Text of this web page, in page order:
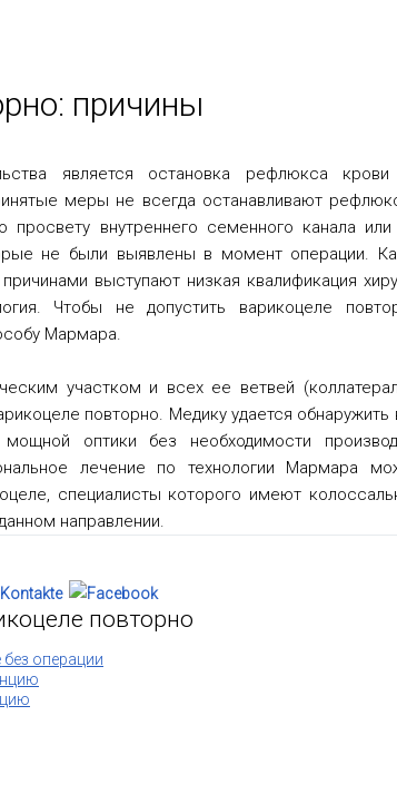
причины
является остановка рефлюкса
меры не всегда останавливают
просвету внутреннего семенного канала
не были выявлены в момент операции.
выступают низкая квалификация
Чтобы не допустить варикоцеле
Мармара.
участком и всех ее ветвей
повторно. Медику удается обнаружить
оптики без необходимости
лечение по технологии Мармара
специалисты которого имеют
направлении.
повторно
без операции